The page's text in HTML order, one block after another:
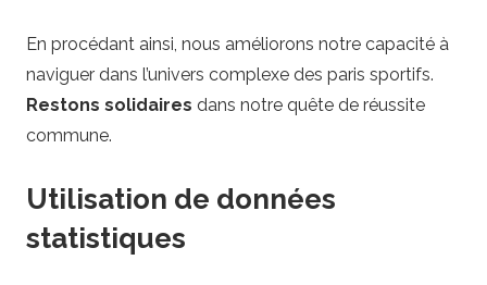
En procédant ainsi, nous améliorons notre capacité à
naviguer dans l’univers complexe des paris sportifs.
Restons solidaires dans notre quête de réussite
commune.
Utilisation de données
statistiques